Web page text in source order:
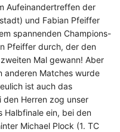
Aufeinandertreffen der
und Fabian Pfeiffer
spannenden Champions-
Pfeiffer durch, der den
Mal gewann! Aber
anderen Matches wurde
ist auch das
den Herren zog unser
Halbfinale ein, bei den
Michael Plock (1. TC